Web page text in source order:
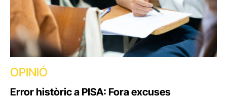
OPINIÓ
Error històric a PISA: Fora excuses